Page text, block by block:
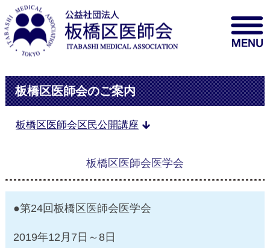
板橋区医師会のご案内
板橋区医師会区民公開講座
板橋区医師会医学会
●第24回板橋区医師会医学会
2019年12月7日～8日